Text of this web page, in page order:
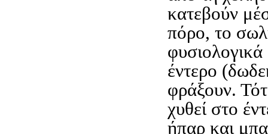
κατεβούν
πόρο, το
έντερο
φράξουν.
χυθεί στο
ήπαρ και